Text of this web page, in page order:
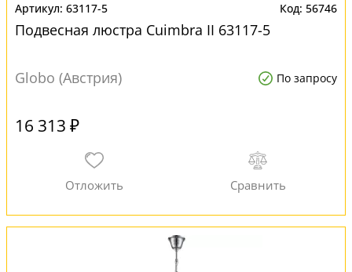
63117-5 56746
Подвесная люстра Cuimbra II 63117-5
Globo (Австрия) По запросу
16 313 ₽